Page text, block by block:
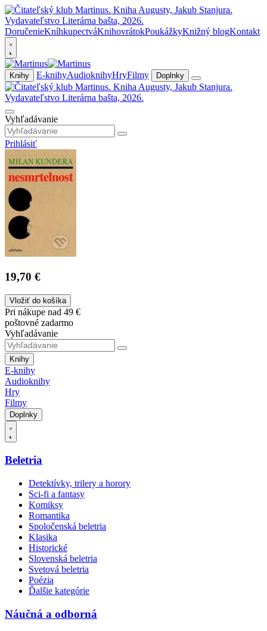
DoručenieKníhkupectváKnihovrátokPoukážkyKnižný blogKontakt
Knihy E-knihyAudioknihyHryFilmy Doplnky
Vyhľadávanie
Prihlásiť
19,70 €
Vložiť do košíka
Pri nákupe nad 49 €
poštovné zadarmo
Vyhľadávanie
Knihy
E-knihy
Audioknihy
Hry
Filmy
Doplnky
Beletria
Detektívky, trilery a horory
Sci-fi a fantasy
Komiksy
Romantika
Spoločenská beletria
Klasika
Historické
Slovenská beletria
Svetová beletria
Poézia
Ďalšie kategórie
Náučná a odborná